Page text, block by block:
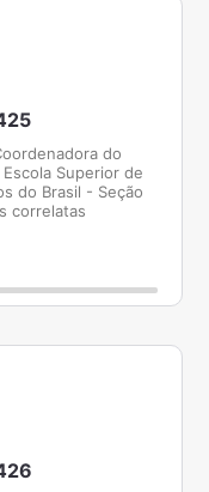
do
Superior de
do Brasil - Seção
correlatas